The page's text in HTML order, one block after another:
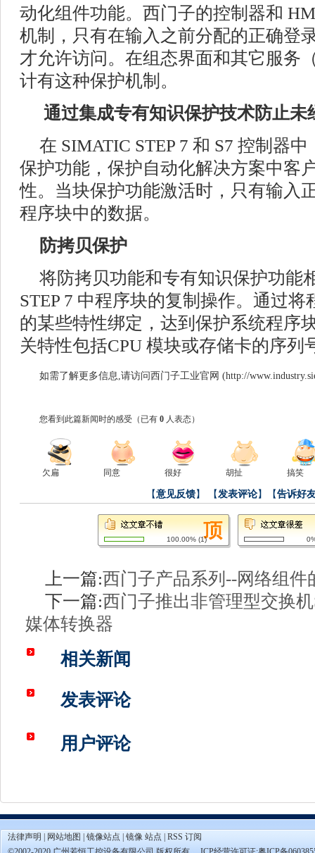
动化组件功能。西门子的控制器和
机制，只有在输入之前分配的正确登
才允许访问。在组态界面和其它服务
计有这种保护机制。
通过集成专有知识保护技术防止未
在 SIMATIC STEP 7 和 S7 控制器
保护功能，保护自动化解决方案中客
性。当块保护功能激活时，只有输入
程序块中的数据。
防拷贝保护
将防拷贝功能和专有知识保护功能
STEP 7 中程序块的复制操作。通过
的某些特性绑定，达到保护系统程序
关特性包括CPU 模块或存储卡的序列
如需了解更多信息,请访问西门子工业官网 (http://
您看到此篇新闻时的感受 （已有 0 人表态）
欠扁 同意 很好 胡扯 搞笑
【意见反馈】 【发表评论】【告诉好
100.00% (1)
上一篇:西门子产品系列--网络组件
下一篇:西门子推出非管理型交换
媒体转换器
相关新闻
发表评论
用户评论
法律声明 网站地图 镜像站点 镜像 站点
RSS 订阅